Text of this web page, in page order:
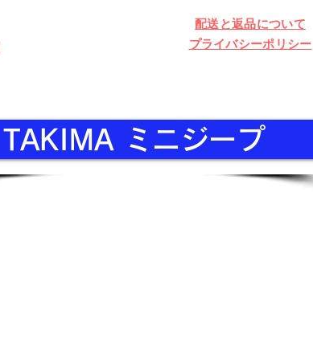
配送と返品について
プライバシーポリシー
TAKIMA ミニジープ